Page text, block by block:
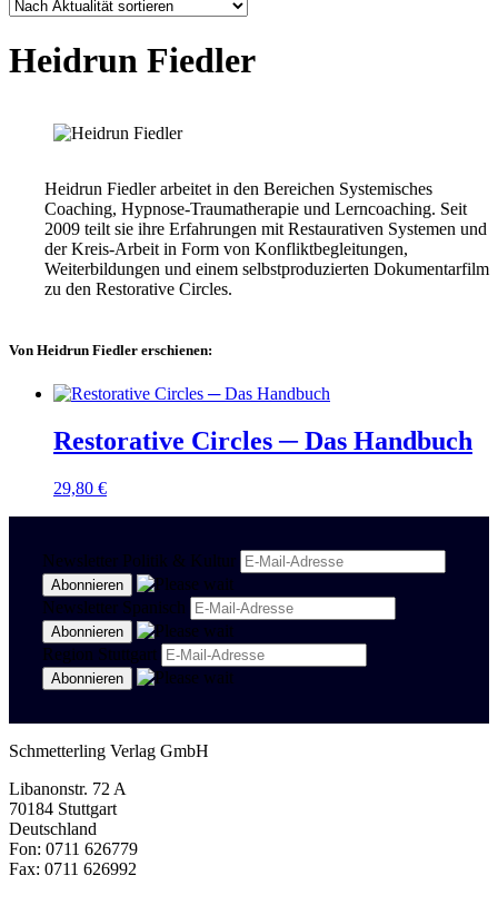
Heidrun Fiedler
Heidrun Fiedler arbeitet in den Bereichen Systemisches
Coaching, Hypnose-Traumatherapie und Lerncoaching. Seit
2009 teilt sie ihre Erfahrungen mit Restaurativen Systemen und
der Kreis-Arbeit in Form von Konfliktbegleitungen,
Weiterbildungen und einem selbstproduzierten Dokumentarfilm
zu den Restorative Circles.
Von Heidrun Fiedler erschienen:
Restorative Circles ─ Das Handbuch
29,80 €
Newsletter Politik & Kultur
Newsletter Spanisch
Region Stuttgart
Schmetterling Verlag GmbH
Libanonstr. 72 A
70184 Stuttgart
Deutschland
Fon: 0711 626779
Fax: 0711 626992